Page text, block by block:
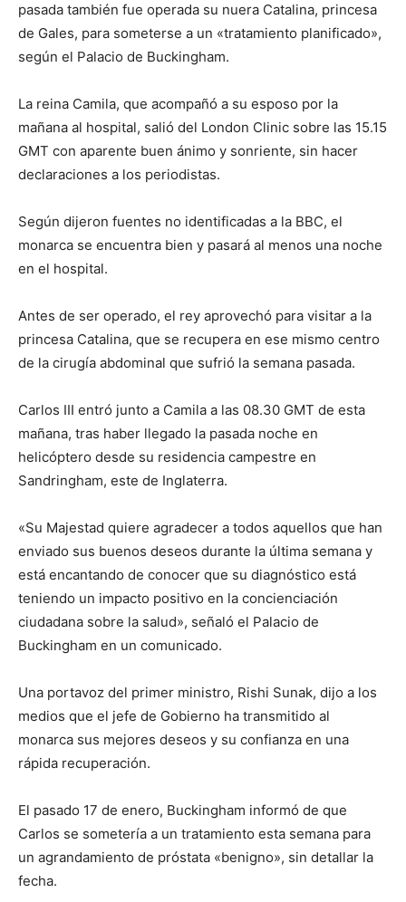
pasada también fue operada su nuera Catalina, princesa
de Gales, para someterse a un «tratamiento planificado»,
según el Palacio de Buckingham.
La reina Camila, que acompañó a su esposo por la
mañana al hospital, salió del London Clinic sobre las 15.15
GMT con aparente buen ánimo y sonriente, sin hacer
declaraciones a los periodistas.
Según dijeron fuentes no identificadas a la BBC, el
monarca se encuentra bien y pasará al menos una noche
en el hospital.
Antes de ser operado, el rey aprovechó para visitar a la
princesa Catalina, que se recupera en ese mismo centro
de la cirugía abdominal que sufrió la semana pasada.
Carlos III entró junto a Camila a las 08.30 GMT de esta
mañana, tras haber llegado la pasada noche en
helicóptero desde su residencia campestre en
Sandringham, este de Inglaterra.
«Su Majestad quiere agradecer a todos aquellos que han
enviado sus buenos deseos durante la última semana y
está encantando de conocer que su diagnóstico está
teniendo un impacto positivo en la concienciación
ciudadana sobre la salud», señaló el Palacio de
Buckingham en un comunicado.
Una portavoz del primer ministro, Rishi Sunak, dijo a los
medios que el jefe de Gobierno ha transmitido al
monarca sus mejores deseos y su confianza en una
rápida recuperación.
El pasado 17 de enero, Buckingham informó de que
Carlos se sometería a un tratamiento esta semana para
un agrandamiento de próstata «benigno», sin detallar la
fecha.